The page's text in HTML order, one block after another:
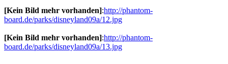
[Kein Bild mehr vorhanden]:http://phantom-
board.de/parks/disneyland09a/12.jpg
[Kein Bild mehr vorhanden]:http://phantom-
board.de/parks/disneyland09a/13.jpg